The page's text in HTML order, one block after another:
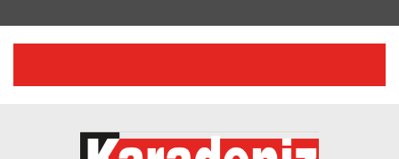
🔴🔵KARADENİZ FIRTINASI |
05.12.2024